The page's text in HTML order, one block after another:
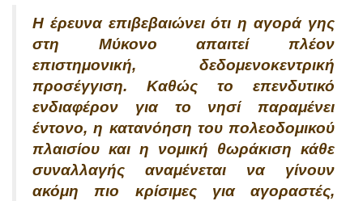
Η έρευνα επιβεβαιώνει ότι η αγορά γης
στη Μύκονο απαιτεί πλέον
επιστημονική, δεδομενοκεντρική
προσέγγιση. Καθώς το επενδυτικό
ενδιαφέρον για το νησί παραμένει
έντονο, η κατανόηση του πολεοδομικού
πλαισίου και η νομική θωράκιση κάθε
συναλλαγής αναμένεται να γίνουν
ακόμη πιο κρίσιμες για αγοραστές,